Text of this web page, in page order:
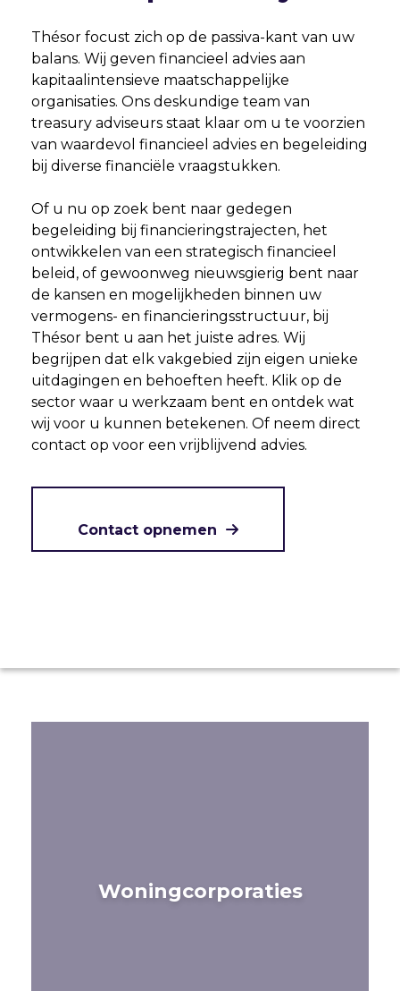
Thésor focust zich op de passiva-kant van uw
balans. Wij geven financieel advies aan
kapitaalintensieve maatschappelijke
organisaties. Ons deskundige team van
treasury adviseurs staat klaar om u te voorzien
van waardevol financieel advies en begeleiding
bij diverse financiële vraagstukken.
Of u nu op zoek bent naar gedegen
begeleiding bij financieringstrajecten, het
ontwikkelen van een strategisch financieel
beleid, of gewoonweg nieuwsgierig bent naar
de kansen en mogelijkheden binnen uw
vermogens- en financieringsstructuur, bij
Thésor bent u aan het juiste adres. Wij
begrijpen dat elk vakgebied zijn eigen unieke
uitdagingen en behoeften heeft. Klik op de
sector waar u werkzaam bent en ontdek wat
wij voor u kunnen betekenen. Of neem direct
contact op voor een vrijblijvend advies.
Contact opnemen
Woningcorporaties